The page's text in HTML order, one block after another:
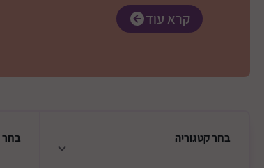
קרא עוד
בחרקטגוריה בחר